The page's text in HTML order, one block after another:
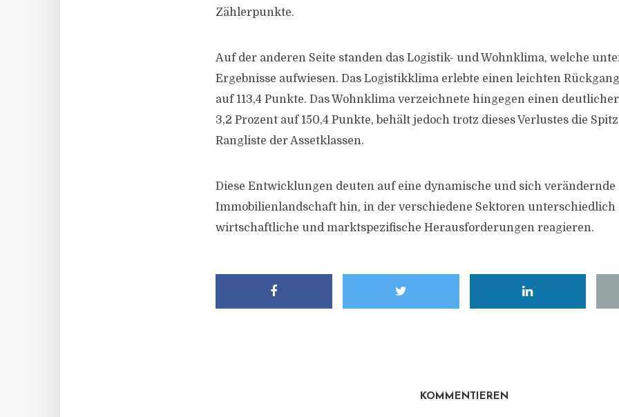
Zählerpunkte.
Auf der anderen Seite standen das Logistik- und Wohnklima, welche
Ergebnisse aufwiesen. Das Logistikklima erlebte einen leichten
auf 113,4 Punkte. Das Wohnklima verzeichnete hingegen einen
3,2 Prozent auf 150,4 Punkte, behält jedoch trotz dieses Verlustes die
Rangliste der Assetklassen.
Diese Entwicklungen deuten auf eine dynamische und sich verändernde
Immobilienlandschaft hin, in der verschiedene Sektoren unterschiedlich
wirtschaftliche und marktspezifische Herausforderungen reagieren.
KOMMENTIEREN